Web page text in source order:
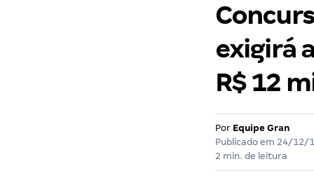
exigirá
R$ 12
Por Equipe Gran
Publicado em 24/12/
2 min. de leitura